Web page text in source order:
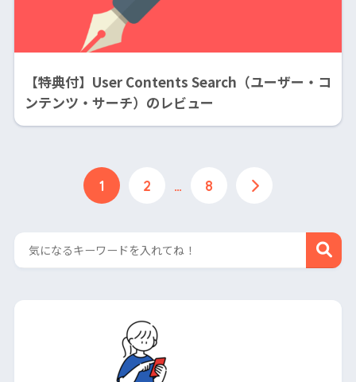
【特典付】User Contents Search（ユーザー・コ
ンテンツ・サーチ）のレビュー
1 2 … 8